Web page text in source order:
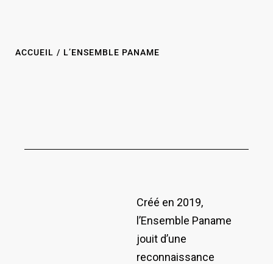
ACCUEIL / L’ENSEMBLE PANAME
Créé en 2019,
l’Ensemble Paname
jouit d’une
reconnaissance